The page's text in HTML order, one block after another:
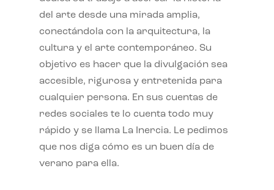
del arte desde una mirada amplia,
conectándola con la arquitectura, la
cultura y el arte contemporáneo. Su
objetivo es hacer que la divulgación sea
accesible, rigurosa y entretenida para
cualquier persona. En sus cuentas de
redes sociales te lo cuenta todo muy
rápido y se llama La Inercia. Le pedimos
que nos diga cómo es un buen día de
verano para ella.